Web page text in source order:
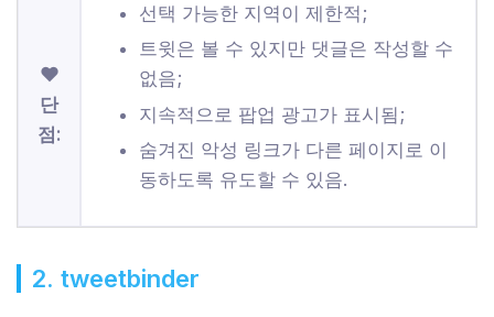
❤
단
점:
선택 가능한 지역이 제한적;
트윗은 볼 수 있지만 댓글은 작성할 수
없음;
지속적으로 팝업 광고가 표시됨;
숨겨진 악성 링크가 다른 페이지로 이
동하도록 유도할 수 있음.
2. tweetbinder